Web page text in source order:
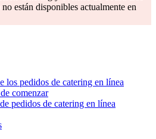
están disponibles actualmente en
los pedidos de catering en línea
comenzar
pedidos de catering en línea